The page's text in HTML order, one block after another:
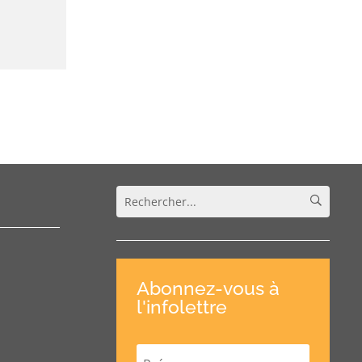
Abonnez-vous à
l'infolettre